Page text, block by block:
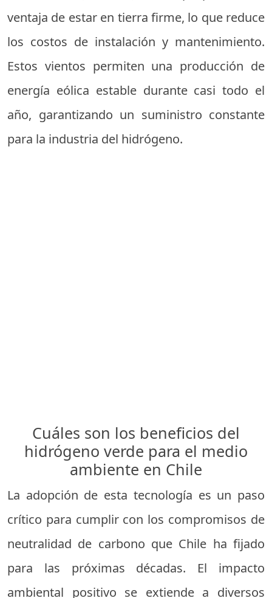
ventaja de estar en tierra firme, lo que reduce
los costos de instalación y mantenimiento.
Estos vientos permiten una producción de
energía eólica estable durante casi todo el
año, garantizando un suministro constante
para la industria del hidrógeno.
Cuáles son los beneficios del
hidrógeno verde para el medio
ambiente en Chile
La adopción de esta tecnología es un paso
crítico para cumplir con los compromisos de
neutralidad de carbono que Chile ha fijado
para las próximas décadas. El impacto
ambiental positivo se extiende a diversos